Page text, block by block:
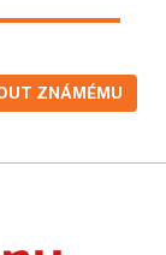
ZNÁMÉMU